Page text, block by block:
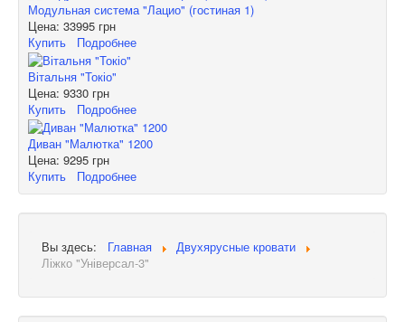
Модульная система "Лацио" (гостиная 1)
Цена: 33995 грн
Купить
Подробнее
Вітальня "Токіо"
Цена: 9330 грн
Купить
Подробнее
Диван "Малютка" 1200
Цена: 9295 грн
Купить
Подробнее
Вы здесь: Главная
Двухярусные кровати
Ліжко "Універсал-3"